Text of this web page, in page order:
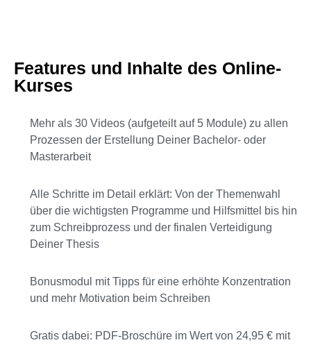
Features und Inhalte des Online-
Kurses
Mehr als 30 Videos (aufgeteilt auf 5 Module) zu allen
Prozessen der Erstellung Deiner Bachelor- oder
Masterarbeit
Alle Schritte im Detail erklärt: Von der Themenwahl
über die wichtigsten Programme und Hilfsmittel bis hin
zum Schreibprozess und der finalen Verteidigung
Deiner Thesis
Bonusmodul mit Tipps für eine erhöhte Konzentration
und mehr Motivation beim Schreiben
Gratis dabei: PDF-Broschüre im Wert von 24,95 € mit